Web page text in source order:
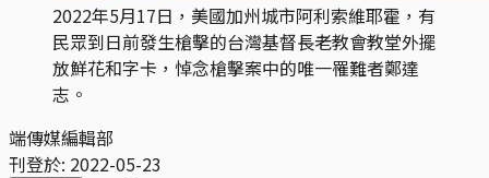
2022年5月17日，美國加州城市阿利索維耶霍，有
民眾到日前發生槍擊的台灣基督長老教會教堂外擺
放鮮花和字卡，悼念槍擊案中的唯一罹難者鄭達
志。
端傳媒編輯部
刊登於: 2022-05-23